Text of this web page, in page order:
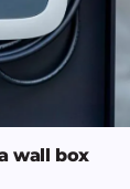
wall box